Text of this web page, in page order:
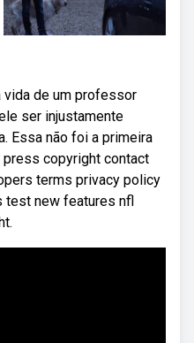
vida de um professor
ser injustamente
Essa não foi a primeira
copyright contact
terms privacy policy
test new features nfl